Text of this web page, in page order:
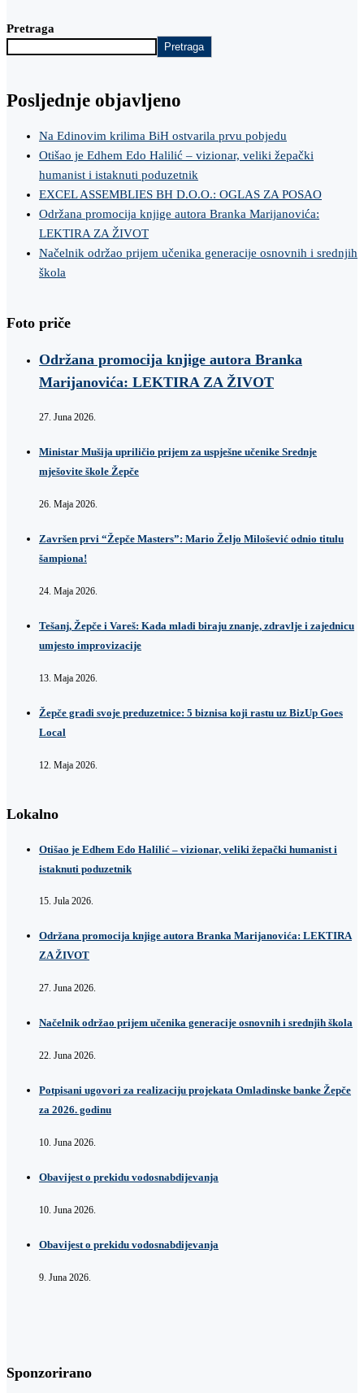
Pretraga
Pretraga
Posljednje objavljeno
Na Edinovim krilima BiH ostvarila prvu pobjedu
Otišao je Edhem Edo Halilić – vizionar, veliki žepački
humanist i istaknuti poduzetnik
EXCEL ASSEMBLIES BH D.O.O.: OGLAS ZA POSAO
Održana promocija knjige autora Branka Marijanovića:
LEKTIRA ZA ŽIVOT
Načelnik održao prijem učenika generacije osnovnih i srednjih
škola
Foto priče
Održana promocija knjige autora Branka
Marijanovića: LEKTIRA ZA ŽIVOT
27. Juna 2026.
Ministar Mušija upriličio prijem za uspješne učenike Srednje
mješovite škole Žepče
26. Maja 2026.
Završen prvi “Žepče Masters”: Mario Željo Milošević odnio titulu
šampiona!
24. Maja 2026.
Tešanj, Žepče i Vareš: Kada mladi biraju znanje, zdravlje i zajednicu
umjesto improvizacije
13. Maja 2026.
Žepče gradi svoje preduzetnice: 5 biznisa koji rastu uz BizUp Goes
Local
12. Maja 2026.
Lokalno
Otišao je Edhem Edo Halilić – vizionar, veliki žepački humanist i
istaknuti poduzetnik
15. Jula 2026.
Održana promocija knjige autora Branka Marijanovića: LEKTIRA
ZA ŽIVOT
27. Juna 2026.
Načelnik održao prijem učenika generacije osnovnih i srednjih škola
22. Juna 2026.
Potpisani ugovori za realizaciju projekata Omladinske banke Žepče
za 2026. godinu
10. Juna 2026.
Obavijest o prekidu vodosnabdijevanja
10. Juna 2026.
Obavijest o prekidu vodosnabdijevanja
9. Juna 2026.
Sponzorirano